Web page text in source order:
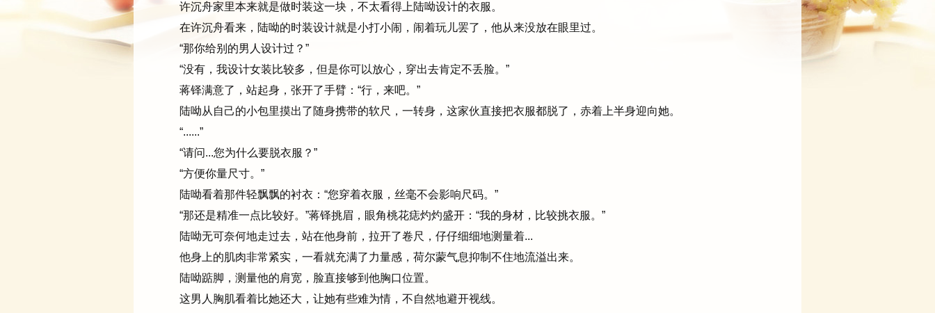
许沉舟家里本来就是做时装这一块，不太看得上陆呦设计的衣服。
在许沉舟看来，陆呦的时装设计就是小打小闹，闹着玩儿罢了，他从来没放在眼里过。
“那你给别的男人设计过？”
“没有，我设计女装比较多，但是你可以放心，穿出去肯定不丢脸。”
蒋铎满意了，站起身，张开了手臂：“行，来吧。”
陆呦从自己的小包里摸出了随身携带的软尺，一转身，这家伙直接把衣服都脱了，赤着上半身迎向她。
“......”
“请问...您为什么要脱衣服？”
“方便你量尺寸。”
陆呦看着那件轻飘飘的衬衣：“您穿着衣服，丝毫不会影响尺码。”
“那还是精准一点比较好。”蒋铎挑眉，眼角桃花痣灼灼盛开：“我的身材，比较挑衣服。”
陆呦无可奈何地走过去，站在他身前，拉开了卷尺，仔仔细细地测量着...
他身上的肌肉非常紧实，一看就充满了力量感，荷尔蒙气息抑制不住地流溢出来。
陆呦踮脚，测量他的肩宽，脸直接够到他胸口位置。
这男人胸肌看着比她还大，让她有些难为情，不自然地避开视线。